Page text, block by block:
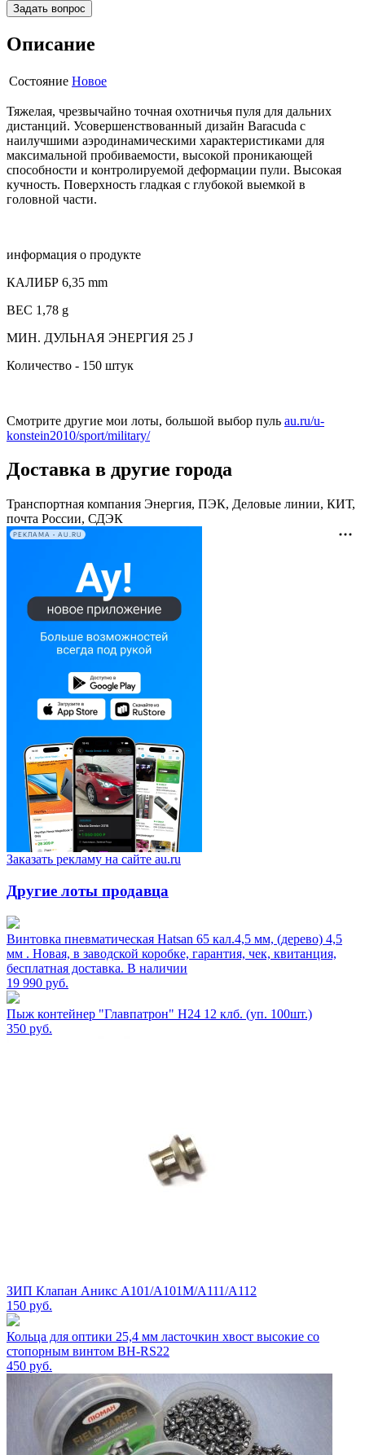
Задать вопрос
Описание
Состояние Новое
Тяжелая, чрезвычайно точная охотничья пуля для дальних
дистанций. Усовершенствованный дизайн Baracuda с
наилучшими аэродинамическими характеристиками для
максимальной пробиваемости, высокой проникающей
способности и контролируемой деформации пули. Высокая
кучность. Поверхность гладкая с глубокой выемкой в
головной части.
информация о продукте
КАЛИБР 6,35 mm
ВЕС 1,78 g
МИН. ДУЛЬНАЯ ЭНЕРГИЯ 25 J
Количество - 150 штук
Смотрите другие мои лоты, большой выбор пуль au.ru/u-
konstein2010/sport/military/
Доставка в другие города
Транспортная компания Энергия, ПЭК, Деловые линии, КИТ,
почта России, СДЭК
РЕКЛАМА • AU.RU
Заказать рекламу на сайте au.ru
Другие лоты продавца
Винтовка пневматическая Hatsan 65 кал.4,5 мм, (дерево) 4,5
мм . Новая, в заводской коробке, гарантия, чек, квитанция,
бесплатная доставка. В наличии
19 990 руб.
Пыж контейнер "Главпатрон" H24 12 клб. (уп. 100шт.)
350 руб.
ЗИП Клапан Аникс А101/А101М/А111/А112
150 руб.
Кольца для оптики 25,4 мм ласточкин хвост высокие со
стопорным винтом BH-RS22
450 руб.